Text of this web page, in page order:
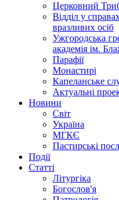
Церковний
Відділ у
вразливих осіб
Ужгородська
академія ім.
Парафії
Монастирі
Капеланське
Актуальні
Новини
Світ
Україна
МГКЄ
Пастирські
Події
Статті
Літургіка
Богослов'я